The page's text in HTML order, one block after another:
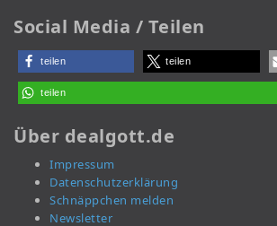
Social Media / Teilen
teilen teilen
teilen
Über dealgott.de
Impressum
Datenschutzerklärung
Schnäppchen melden
Newsletter